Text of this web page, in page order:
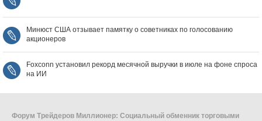
Минюст США отзывает памятку о советниках по голосованию
акционеров
Foxconn установил рекорд месячной выручки в июле на фоне спроса
на ИИ
Форум Трейдеров Миллионер: Социальный обменник торговыми